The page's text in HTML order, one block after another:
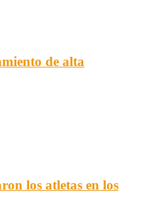
de alta
los atletas en los